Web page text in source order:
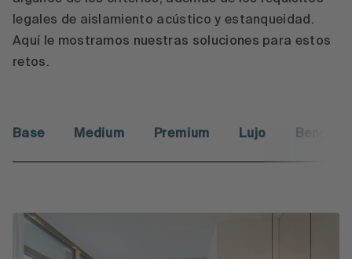
legales de aislamiento acústico y estanqueidad.
Aquí le mostramos nuestras soluciones para estos
retos.
Base Medium Premium Lujo